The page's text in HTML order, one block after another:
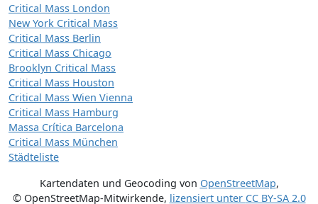
Critical Mass London
New York Critical Mass
Critical Mass Berlin
Critical Mass Chicago
Brooklyn Critical Mass
Critical Mass Houston
Critical Mass Wien Vienna
Critical Mass Hamburg
Massa Crítica Barcelona
Critical Mass München
Städteliste
Kartendaten und Geocoding von OpenStreetMap,
© OpenStreetMap-Mitwirkende, lizensiert unter CC BY-SA 2.0